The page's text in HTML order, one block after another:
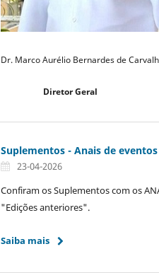
Dr. Marco Aurélio Bernardes de
Diretor Geral
Suplementos - Anais de
23-04-2026
Confiram os Suplementos com os
"Edições anteriores".
Saiba mais